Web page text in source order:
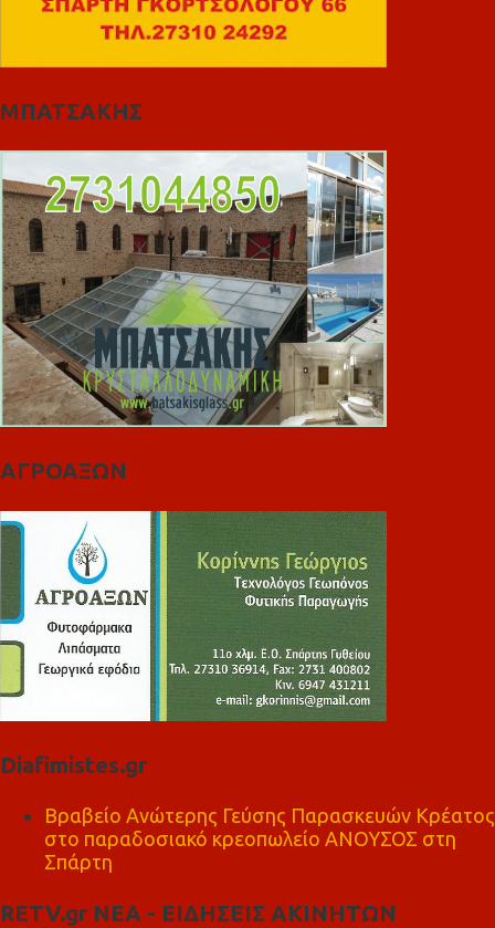
ΜΠΑΤΣΑΚΗΣ
ΑΓΡΟΑΞΩΝ
Diafimistes.gr
Βραβείο Ανώτερης Γεύσης Παρασκευών Κρέατος
στο παραδοσιακό κρεοπωλείο ΑΝΟΥΣΟΣ στη
Σπάρτη
RETV.gr ΝΕΑ - ΕΙΔΗΣΕΙΣ ΑΚΙΝΗΤΩΝ